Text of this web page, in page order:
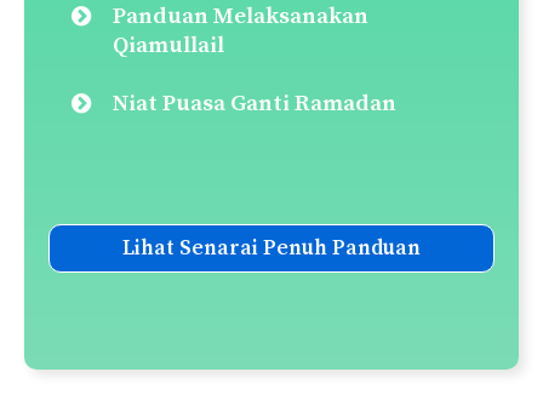
Panduan Melaksanakan
Qiamullail
Niat Puasa Ganti Ramadan
Lihat Senarai Penuh Panduan